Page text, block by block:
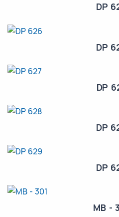
DP
DP
DP
DP
DP
MB -